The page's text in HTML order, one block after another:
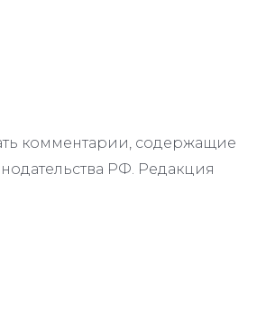
комментарии, содержащие
РФ. Редакция